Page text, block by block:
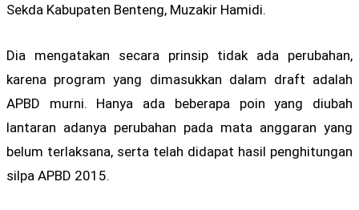
Sekda Kabupaten Benteng, Muzakir Hamidi.
Dia mengatakan secara prinsip tidak ada perubahan,
karena program yang dimasukkan dalam draft adalah
APBD murni. Hanya ada beberapa poin yang diubah
lantaran adanya perubahan pada mata anggaran yang
belum terlaksana, serta telah didapat hasil penghitungan
silpa APBD 2015.